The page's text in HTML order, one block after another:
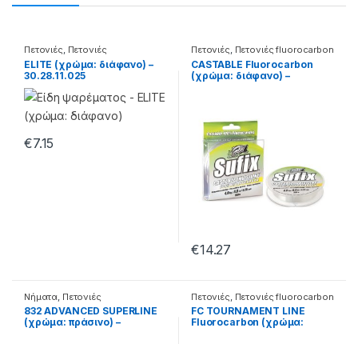
Πετονιές Πετονιές
Monofilament
ELITE (χρώμα: διάφανο) –
30.28.11.025
€7.15
Πετονιές Πετονιές fluorocarbon
CASTABLE Fluorocarbon
(χρώμα: διάφανο) –
€14.27
Νήματα Πετονιές
832 ADVANCED SUPERLINE
(χρώμα: πράσινο) –
Πετονιές Πετονιές fluorocarbon
FC TOURNAMENT LINE
Fluorocarbon (χρώμα: